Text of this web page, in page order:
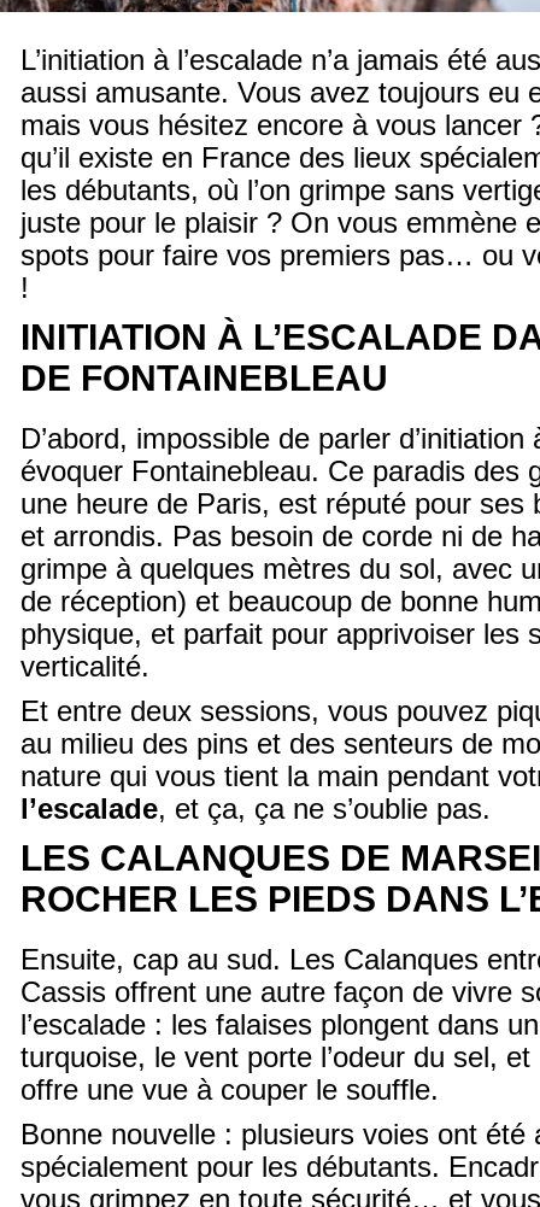
L’initiation à l’escalade n’a jamais été
aussi amusante. Vous avez toujours eu
mais vous hésitez encore à vous lancer
qu’il existe en France des lieux
les débutants, où l’on grimpe sans
juste pour le plaisir ? On vous emmène
spots pour faire vos premiers pas… ou
!
INITIATION À L’ESCALADE
DE FONTAINEBLEAU
D’abord, impossible de parler d’initiation
évoquer Fontainebleau. Ce paradis des
une heure de Paris, est réputé pour ses
et arrondis. Pas besoin de corde ni de
grimpe à quelques mètres du sol, avec
de réception) et beaucoup de bonne
physique, et parfait pour apprivoiser les
verticalité.
Et entre deux sessions, vous pouvez
au milieu des pins et des senteurs de
nature qui vous tient la main pendant
l’escalade, et ça, ça ne s’oublie pas.
LES CALANQUES DE
ROCHER LES PIEDS DANS
Ensuite, cap au sud. Les Calanques
Cassis offrent une autre façon de vivre
l’escalade : les falaises plongent dans
turquoise, le vent porte l’odeur du sel,
offre une vue à couper le souffle.
Bonne nouvelle : plusieurs voies ont été
spécialement pour les débutants.
vous grimpez en toute sécurité… et